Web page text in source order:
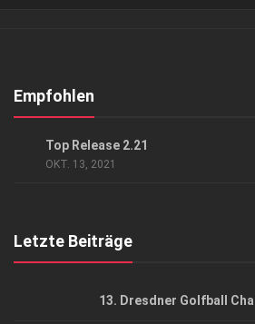
Kontakt, Impressum
Empfohlen
Top Release 2.21
OKT. 13, 2021
Letzte Beiträge
13. Dresdner Golfball